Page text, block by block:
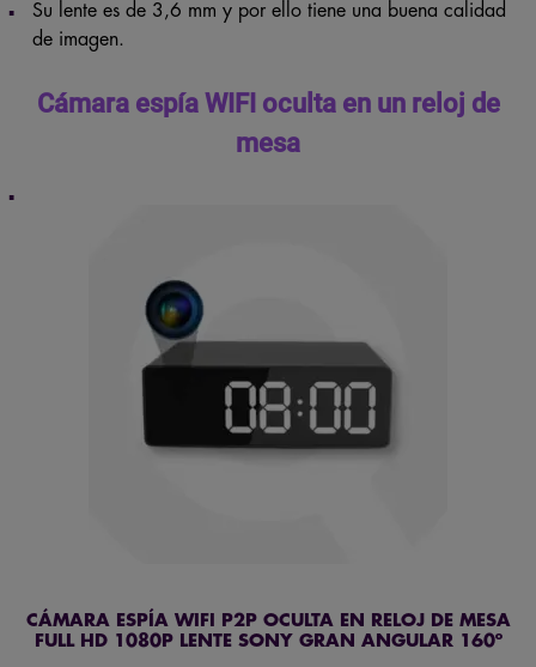
Su lente es de 3,6 mm y por ello tiene una buena calidad
de imagen.
Cámara espía WIFI oculta en un reloj de
mesa
CÁMARA ESPÍA WIFI P2P OCULTA EN RELOJ DE MESA
FULL HD 1080P LENTE SONY GRAN ANGULAR 160º